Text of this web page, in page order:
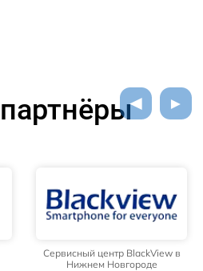
Сервисный центр BlackView в
Нижнем Новгороде